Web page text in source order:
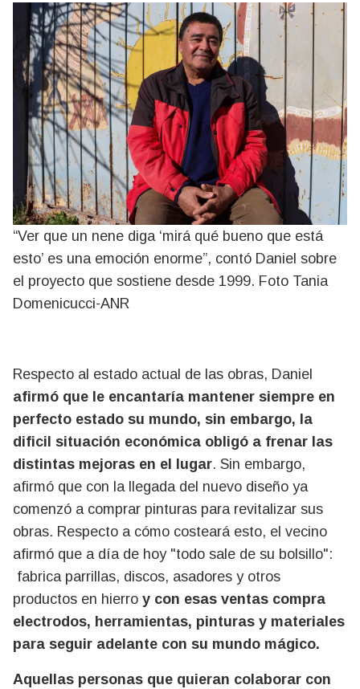
“Ver que un nene diga ‘mirá qué bueno que está
esto’ es una emoción enorme”, contó Daniel sobre
el proyecto que sostiene desde 1999. Foto Tania
Domenicucci-ANR
Respecto al estado actual de las obras, Daniel
afirmó que le encantaría mantener siempre en
perfecto estado su mundo, sin embargo, la
dificil situación económica obligó a frenar las
distintas mejoras en el lugar. Sin embargo,
afirmó que con la llegada del nuevo diseño ya
comenzó a comprar pinturas para revitalizar sus
obras. Respecto a cómo costeará esto, el vecino
afirmó que a día de hoy "todo sale de su bolsillo":
fabrica parrillas, discos, asadores y otros
productos en hierro y con esas ventas compra
electrodos, herramientas, pinturas y materiales
para seguir adelante con su mundo mágico.
Aquellas personas que quieran colaborar con